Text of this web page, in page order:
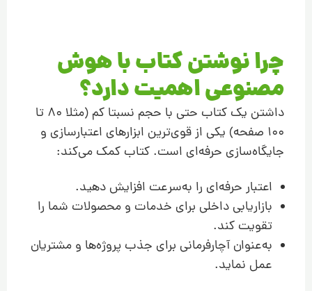
چرا نوشتن کتاب با هوش
مصنوعی اهمیت دارد؟
داشتن یک کتاب حتی با حجم نسبتا کم (مثلا ۸۰ تا
۱۰۰ صفحه) یکی از قوی‌ترین ابزارهای اعتبارسازی و
جایگاه‌سازی حرفه‌ای است. کتاب کمک می‌کند:
اعتبار حرفه‌ای را به‌سرعت افزایش دهید.
بازاریابی داخلی برای خدمات و محصولات شما را
تقویت کند.
به‌عنوان آچارفرمانی برای جذب پروژه‌ها و مشتریان
عمل نماید.